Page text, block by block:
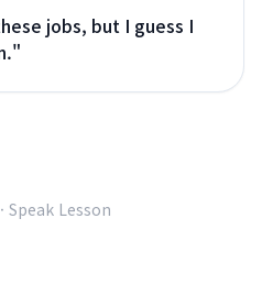
jobs, but I guess I
"
Speak Lesson